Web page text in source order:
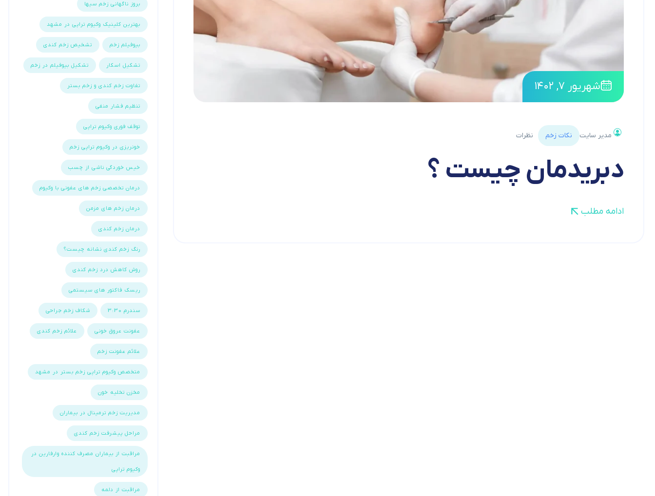
شهریور ۷, ۱۴۰۲
مدیر سایت نکات زخم نظرات
دبریدمان چیست ؟
ادامه مطلب
بروز ناگهانی زخم سیها
بهترین کلینیک وکیوم تراپی در مشهد
بیوفیلم زخم تشخیص زخم کندی
تشکیل اسکار تشکیل بیوفیلم در زخم
تفاوت زخم کندی و زخم بستر
تنظیم فشار منفی
توقف فوری وکیوم تراپی
خونریزی در وکیوم تراپی زخم
خیس خوردگی ناشی از چسب
درمان تخصصی زخم های عفونی با وکیوم
درمان زخم های مزمن
درمان زخم کندی
رنگ زخم کندی نشانه چیست؟
روش کاهش درد زخم کندی
ریسک فاکتور های سیستمی
سندرم 3:30 شکاف زخم جراحی
عفونت عروق خونی علائم زخم کندی
علائم عفونت زخم
متخصص وکیوم تراپی زخم بستر در مشهد
مخزن تخلیه خون
مدیریت زخم ترمینال در بیماران
مراحل پیشرفت زخم کندی
مراقبت از بیماران مصرف کننده وارفارین در
وکیوم تراپی
مراقبت از دلمه